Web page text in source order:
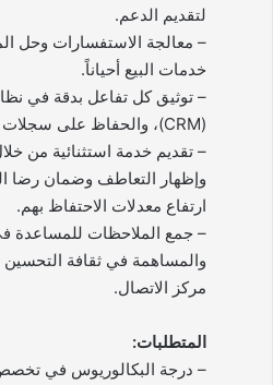
لتقديم الدعم.
– معالجة الاستفسارات وحل
خدمات البيع أحياناً.
– توثيق كل تفاعل بدقة في
(CRM)، والحفاظ على سجلات العملاء محدثة.
– تقديم خدمة استثنائية من
وإظهار التعاطف وضمان رضا
ارتفاع معدلات الاحتفاظ بهم.
– جمع الملاحظات للمساعدة
والمساهمة في ثقافة
مركز الاتصال.
المتطلبات:
– درجة البكالوريوس في تخصص